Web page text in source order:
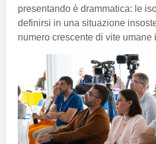
presentando è drammatica: le
definirsi in una situazione
numero crescente di vite umane